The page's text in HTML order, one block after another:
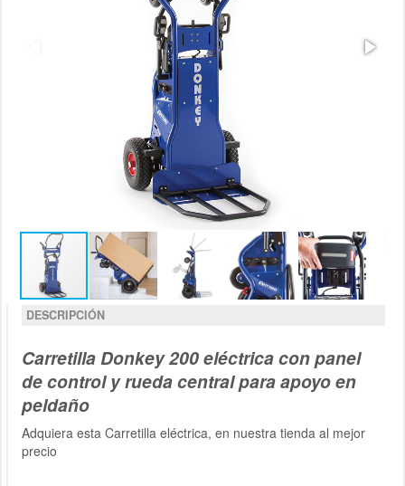
DESCRIPCIÓN
Carretilla Donkey 200 eléctrica con panel
de control y rueda central para apoyo en
peldaño
Adquiera esta Carretilla eléctrica, en nuestra tienda al mejor
precio